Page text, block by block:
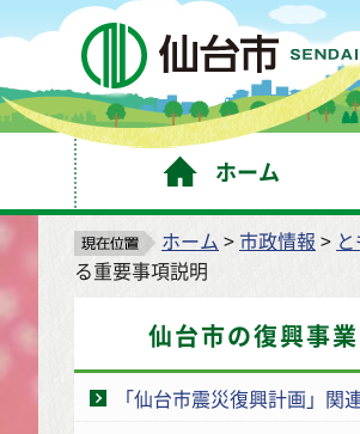
ホーム
ホーム >市政情報 >
る重要事項説明
仙台市の復興事業
「仙台市震災復興計画」関